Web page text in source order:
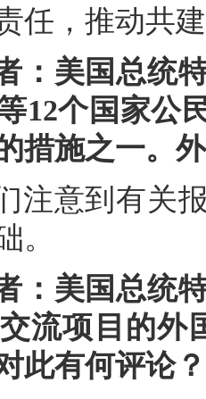
任，推动共
：美国总统
12个国家公
措施之一。
注意到有关
。
：美国总统
流项目的外
此有何评论？